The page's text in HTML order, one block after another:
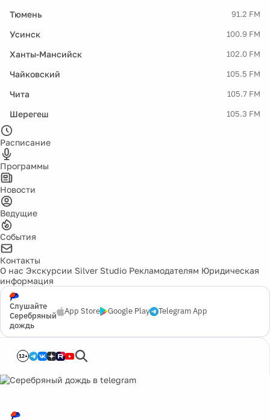
Тюмень 91.2 FM
Усинск 100.9 FM
Ханты-Мансийск 102.0 FM
Чайковский 105.5 FM
Чита 105.7 FM
Шерегеш 105.3 FM
Расписание
Программы
Новости
Ведущие
События
Контакты
О нас Экскурсии Silver Studio Рекламодателям Юридическая
информация
Слушайте
Серебряный
дождь
App Store Google Play Telegram App
12+